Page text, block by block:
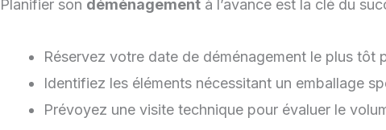
Planifier son déménagement à l’avance est la clé du
Réservez votre date de déménagement le plus tôt
Identifiez les éléments nécessitant un emballage
Prévoyez une visite technique pour évaluer le